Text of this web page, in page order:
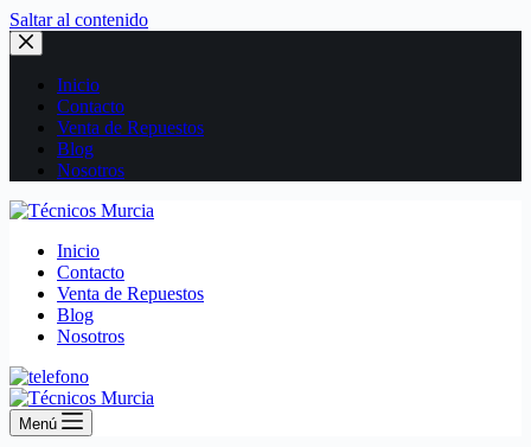
Saltar al contenido
Inicio
Contacto
Venta de Repuestos
Blog
Nosotros
Inicio
Contacto
Venta de Repuestos
Blog
Nosotros
Menú